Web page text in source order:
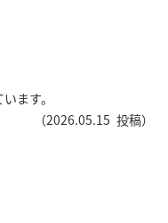
ます。
（2026.05.15 投稿）